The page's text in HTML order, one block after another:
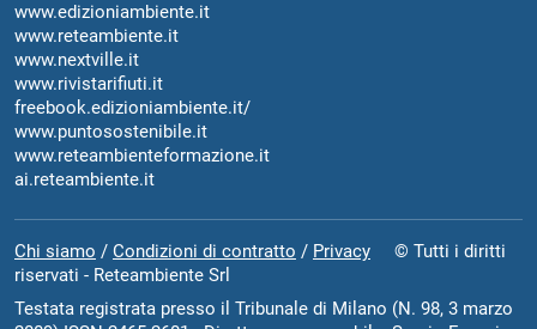
www.edizioniambiente.it
www.reteambiente.it
www.nextville.it
www.rivistarifiuti.it
freebook.edizioniambiente.it/
www.puntosostenibile.it
www.reteambienteformazione.it
ai.reteambiente.it
Chi siamo / Condizioni di contratto / Privacy © Tutti i diritti
riservati - Reteambiente Srl
Testata registrata presso il Tribunale di Milano (N. 98, 3 marzo